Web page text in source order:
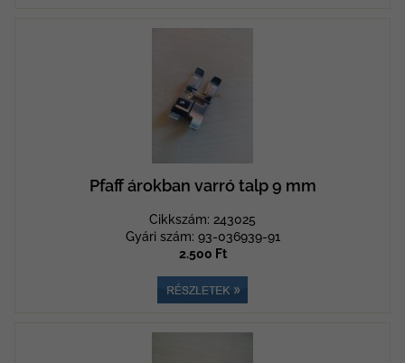
Pfaff árokban varró talp 9 mm
Cikkszám: 243025
Gyári szám: 93-036939-91
2.500 Ft